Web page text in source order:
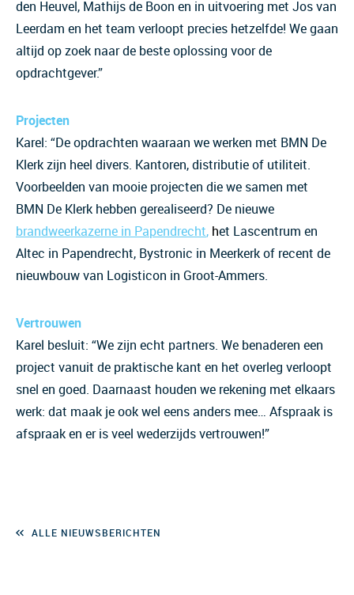
den Heuvel, Mathijs de Boon en in uitvoering met Jos van
Leerdam en het team verloopt precies hetzelfde! We gaan
altijd op zoek naar de beste oplossing voor de
opdrachtgever.”
Projecten
Karel: “De opdrachten waaraan we werken met BMN De
Klerk zijn heel divers. Kantoren, distributie of utiliteit.
Voorbeelden van mooie projecten die we samen met
BMN De Klerk hebben gerealiseerd? De nieuwe
brandweerkazerne in Papendrecht, het Lascentrum en
Altec in Papendrecht, Bystronic in Meerkerk of recent de
nieuwbouw van Logisticon in Groot-Ammers.
Vertrouwen
Karel besluit: “We zijn echt partners. We benaderen een
project vanuit de praktische kant en het overleg verloopt
snel en goed. Daarnaast houden we rekening met elkaars
werk: dat maak je ook wel eens anders mee… Afspraak is
afspraak en er is veel wederzijds vertrouwen!”
ALLE NIEUWSBERICHTEN